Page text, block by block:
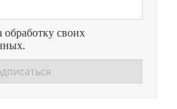
обработку своих